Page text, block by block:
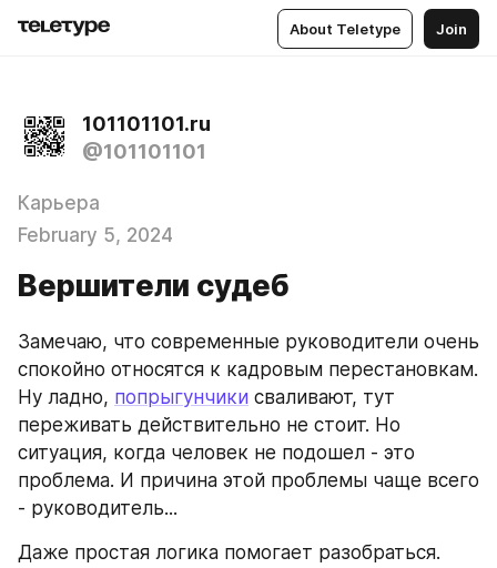
About Teletype Join
101101101.ru
@101101101
Карьера
February 5, 2024
Вершители судеб
Замечаю, что современные руководители очень
спокойно относятся к кадровым перестановкам.
Ну ладно, попрыгунчики сваливают, тут
переживать действительно не стоит. Но
ситуация, когда человек не подошел - это
проблема. И причина этой проблемы чаще всего
- руководитель...
Даже простая логика помогает разобраться.